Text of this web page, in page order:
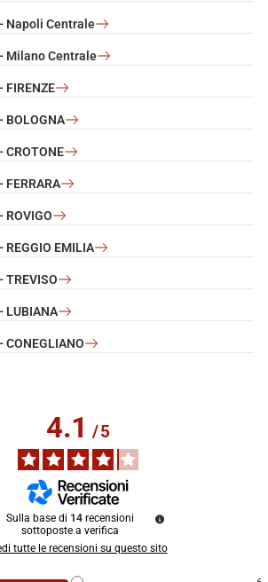
Napoli Centrale
Milano Centrale
BOLOGNA
EMILIA
LUBIANA
4.1/5
Sulla base di 14 recensioni
sottoposte a verifica
tutte le recensioni su questo sito